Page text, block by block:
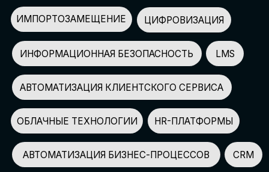
НЕЙРОСЕТИ ДЛЯ БИЗНЕСА
АВТОМАТИЗАЦИЯ МАРКЕТИНГА И ПРОДАЖ
AI-АССИСТЕНТЫ
СПИКЕРОВ
150+
ПАРТНЕРОВ
100+